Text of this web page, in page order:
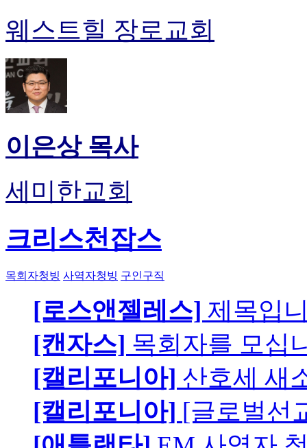
웨스트힐 장로교회
이은상 목사
세미한교회
크리스천잡스
목회자청빙 사역자청빙 구인구직
[로스앤젤레스] 제목입
[캔자스] 목회자를 모십
[캘리포니아] 산호세 새
[캘리포니아] [글로벌선